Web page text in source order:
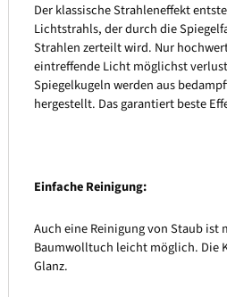
Der klassische Strahleneffekt
Lichtstrahls, der durch die
Strahlen zerteilt wird. Nur
eintreffende Licht möglichst
Spiegelkugeln werden aus
hergestellt. Das garantiert beste
Einfache Reinigung:
Auch eine Reinigung von Staub ist
Baumwolltuch leicht möglich. Die
Glanz.